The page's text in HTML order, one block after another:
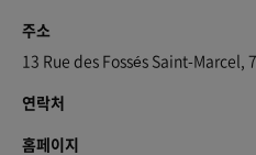
주소
13 Rue des Fossés Saint-Marcel,
연락처
홈페이지